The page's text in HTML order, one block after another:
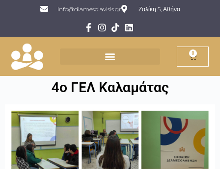
info@diamesolavisis.gr Ζαλίκη 5, Αθήνα
0
4ο ΓΕΛ Καλαμάτας